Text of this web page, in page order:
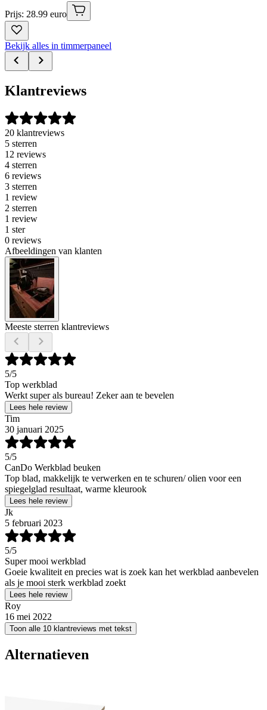
Prijs: 28.99 euro
Bekijk alles in timmerpaneel
Klantreviews
20 klantreviews
5 sterren
12 reviews
4 sterren
6 reviews
3 sterren
1 review
2 sterren
1 review
1 ster
0 reviews
Afbeeldingen van klanten
Meeste sterren klantreviews
5/5
Top werkblad
Werkt super als bureau! Zeker aan te bevelen
Lees hele review
Tim
30 januari 2025
5/5
CanDo Werkblad beuken
Top blad, makkelijk te verwerken en te schuren/ olien voor een
spiegelglad resultaat, warme kleurook
Lees hele review
Jk
5 februari 2023
5/5
Super mooi werkblad
Goeie kwaliteit en precies wat is zoek kan het werkblad aanbevelen
als je mooi sterk werkblad zoekt
Lees hele review
Roy
16 mei 2022
Toon alle 10 klantreviews met tekst
Alternatieven